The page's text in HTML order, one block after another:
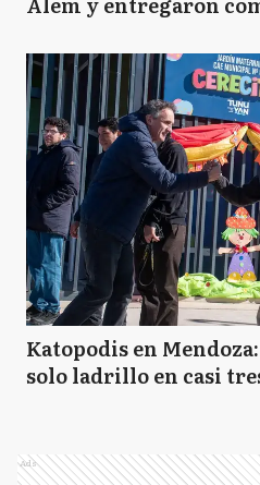
Katopodis en
solo ladrillo en casi
Ads